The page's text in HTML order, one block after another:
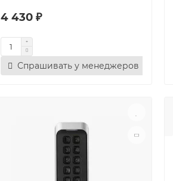
4 430 ₽
Спрашивать у менеджеров